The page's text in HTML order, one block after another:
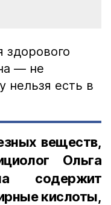
здорового
— не
нельзя есть в
веществ,
Ольга
содержит
кислоты,